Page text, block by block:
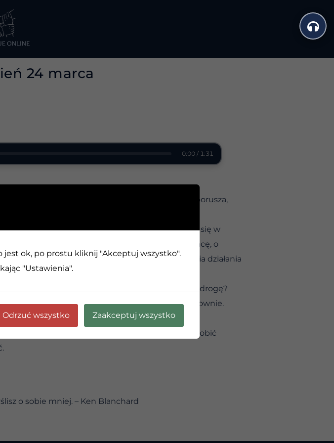
24 marca
0:00 / 1:31
wierzyłeś. Istnieje moc, siła życiowa, która porusza,
energią.
Chłoń kolory. Chłoń piękne dźwięki. Zanurz się w
się o zadanie lub dzień, który nadciąga, o pracę, o
sobie energii, odnowisz się, siła do podjęcia działania
Który kierunek postrzegasz jako właściwą drogę?
które tam są. Zrób to raz. Zrób to ponownie.
moc i zdolności, których potrzebujesz, aby zrobić
o sobie mniej. – Ken Blanchard
jest ok, po prostu kliknij "Akceptuj wszystko".
"Ustawienia".
Odrzuć wszystko Zaakceptuj wszystko